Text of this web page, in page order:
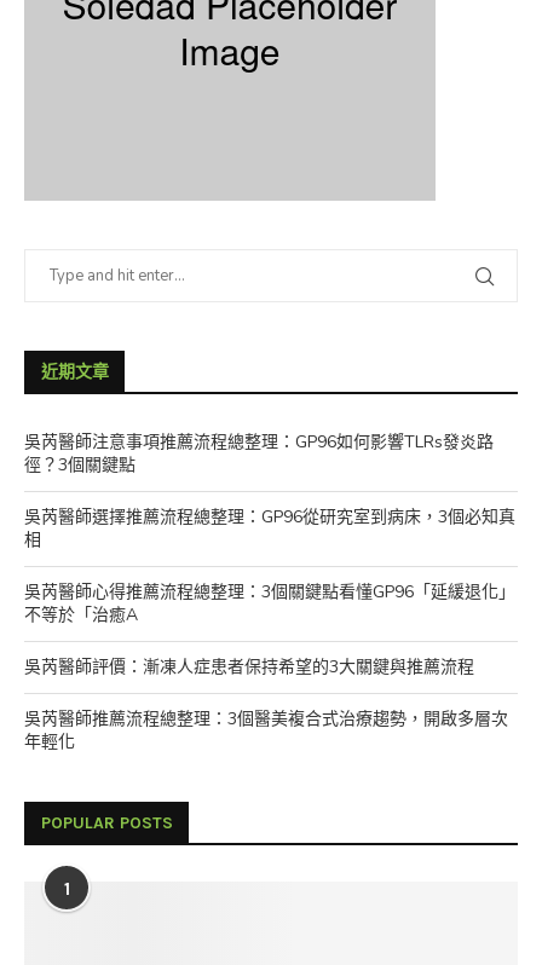
近期文章
吳芮醫師注意事項推薦流程總整理：GP96如何影響TLRs發炎路
徑？3個關鍵點
吳芮醫師選擇推薦流程總整理：GP96從研究室到病床，3個必知真
相
吳芮醫師心得推薦流程總整理：3個關鍵點看懂GP96「延緩退化」
不等於「治癒A
吳芮醫師評價：漸凍人症患者保持希望的3大關鍵與推薦流程
吳芮醫師推薦流程總整理：3個醫美複合式治療趨勢，開啟多層次
年輕化
POPULAR POSTS
1